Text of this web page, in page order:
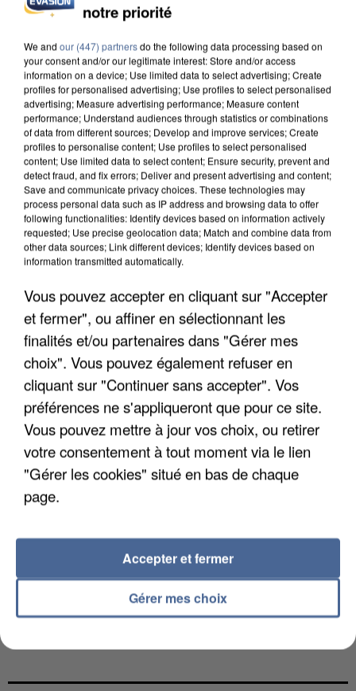
INCENDIES : L’ÎLE-DE-FRANCE LANCE UN ÉLAN
APRÈS TOUTES CES CANICULES, LES REFUGES
DE FAUNE SAUVAGE SONT...
L’UN DES FONDATEURS SUPPOSÉS DE LA DZ
notre priorité
We and our (447) partnersdo the following data processing based on
your consent and/or our legitimate interest: Store and/or access
information on a device; Use limited data to select advertising; Create
profiles for personalised advertising; Use profiles to select personalised
advertising; Measure advertising performance; Measure content
performance; Understand audiences through statistics or combinations
of data from different sources; Develop and improve services; Create
profiles to personalise content; Use profiles to select personalised
content; Use limited data to select content; Ensure security, prevent and
detect fraud, and fix errors; Deliver and present advertising and content;
Save and communicate privacy choices. These technologies may
process personal data such as IP address and browsing data to offer
following functionalities: Identify devices based on information actively
requested; Use precise geolocation data; Match and combine data from
other data sources; Link different devices; Identify devices based on
information transmitted automatically.
Vous pouvez accepter en cliquant sur "Accepter
et fermer", ou affiner en sélectionnant les
finalités et/ou partenaires dans "Gérer mes
choix". Vous pouvez également refuser en
cliquant sur "Continuer sans accepter". Vos
préférences ne s'appliqueront que pour ce site.
Vous pouvez mettre à jour vos choix, ou retirer
votre consentement à tout moment via le lien
"Gérer les cookies" situé en bas de chaque
page.
Gérer mes choix
Accepter et fermer